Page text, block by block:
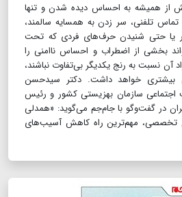
از همیشه به احساس دیده شدن و تنها
تماس تلفنی، سر زدن به همسایه سالمند،
یا حتی شنیدن حرف‌های فردی که تحت
بخشی از اضطراب و احساس ناامنی را
آن نسبت ‌به رنج یکدیگر بی‌تفاوت نباشند،
بیشتری خواهد داشت. دکتر سیدحسن
سازمان بهزیستی کشور و رئیس
در گفت‌وگو با جام‌جم می‌گوید: «همدلی
تخصصی، مهم‌ترین راه کاهش آسیب‌های